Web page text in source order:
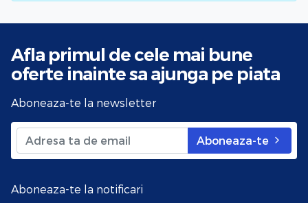
Afla primul de cele mai bune
oferte inainte sa ajunga pe piata
Aboneaza-te la newsletter
Aboneaza-te
Aboneaza-te la notificari